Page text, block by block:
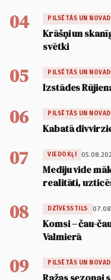
04 PILSĒTĀS UN
Krāšņi un
svētki
05 PILSĒTĀS UN
Izstādes
06 PILSĒTĀS UN
Kabatā
07 VIEDOKĻI
Mediju vide
realitāti,
08 DZĪVESSTILS
Komsi – čau-
Valmierā
09 PILSĒTĀS UN